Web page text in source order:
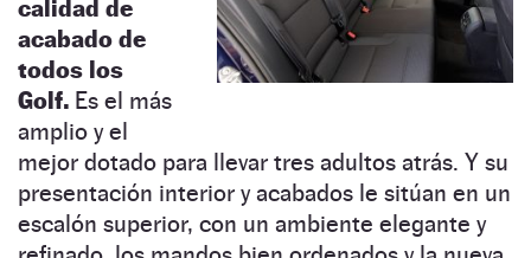
calidad de
acabado de
todos los
Golf. Es el más
amplio y el
mejor dotado para llevar tres adultos atrás. Y su
presentación interior y acabados le sitúan en un
escalón superior, con un ambiente elegante y